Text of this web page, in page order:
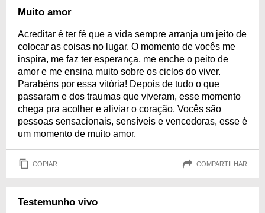
Muito amor
Acreditar é ter fé que a vida sempre arranja um jeito de
colocar as coisas no lugar. O momento de vocês me
inspira, me faz ter esperança, me enche o peito de
amor e me ensina muito sobre os ciclos do viver.
Parabéns por essa vitória! Depois de tudo o que
passaram e dos traumas que viveram, esse momento
chega pra acolher e aliviar o coração. Vocês são
pessoas sensacionais, sensíveis e vencedoras, esse é
um momento de muito amor.
COPIAR COMPARTILHAR
Testemunho vivo